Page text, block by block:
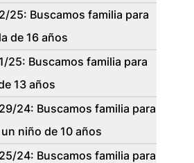
25: Buscamos familia para
de 16 años
25: Buscamos familia para
13 años
24: Buscamos familia para
niño de 10 años
24: Buscamos familia para